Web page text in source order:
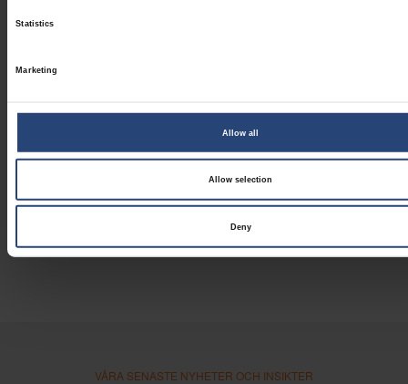
Statistics
Marketing
Allow all
Allow selection
Deny
VÅRA SENASTE NYHETER OCH INSIKTER